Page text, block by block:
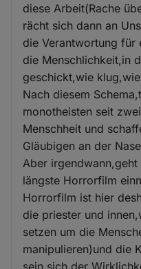
diese Arbeit(Rache
rächt sich dann an
die Verantwortung für
die Menschlichkeit,in
geschickt,wie
Nach diesem
monotheisten seit
Menschheit und
Gläubigen an der
Aber
längste Horrorfilm
Horrorfilm ist hier
die priester und
setzen um die
manipulieren)und die